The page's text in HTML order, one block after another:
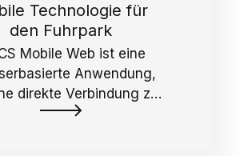
Technologie für
den Fuhrpark
Mobile Web ist eine
Anwendung,
direkte Verbindung zu
Fleet Planner über ein